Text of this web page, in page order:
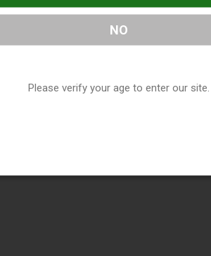
NO
Please verify your age to enter our site.